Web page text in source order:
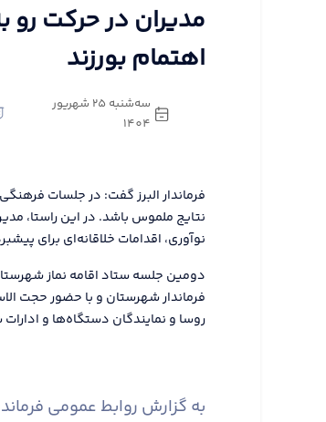
مدیران در حرکت رو
اهتمام بورزند
سه‌شنبه 25 شهریور
1404
فرماندار البرز گفت: در جلسات
نتایج ملموس باشد. در این راستا،
نوآوری، اقدامات خلاقانه‌ای برای
فرماندار شهرستان و با حضور حجت
روسا و نمایندگان دستگاه‌ها و ادارات
به گزارش روابط عمومی